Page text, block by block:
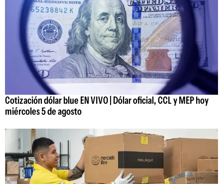
Cotización dólar blue EN VIVO | Dólar oficial, CCL y MEP hoy
miércoles 5 de agosto